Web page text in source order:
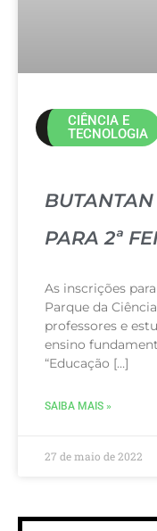
CIÊNCIA E
TECNOLOGIA
PARA 2ª
As inscrições
Parque da
professores e
ensino
“Educação […]
SAIBA MAIS »
27 de maio de 2022